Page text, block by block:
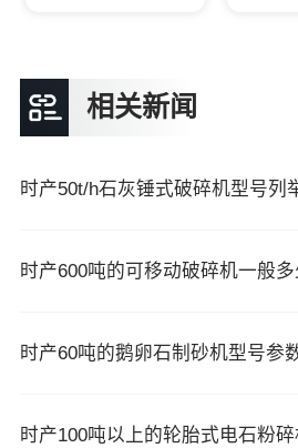
相关新闻
时产50t/h石灰锤式破碎机型号列
时产600吨的可移动破碎机一般多
时产60吨的鹅卵石制砂机型号参
时产100吨以上的轮胎式电石粉碎